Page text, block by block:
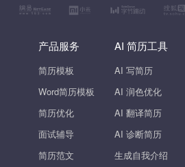
产品服务
简历模板
Word简历模板
简历优化
面试辅导
简历范文
AI 简历工具
AI 写简历
AI 润色优化
AI 翻译简历
AI 诊断简历
生成自我介绍